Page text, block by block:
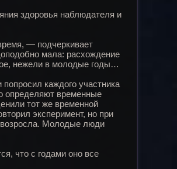
здоровья наблюдателя и
— подчеркивает
мала: расхождение
нежели в молодые годы…
каждого участника
определяют временные
тот же временной
эксперимент, но при
возросла. Молодые люди
что с годами оно все